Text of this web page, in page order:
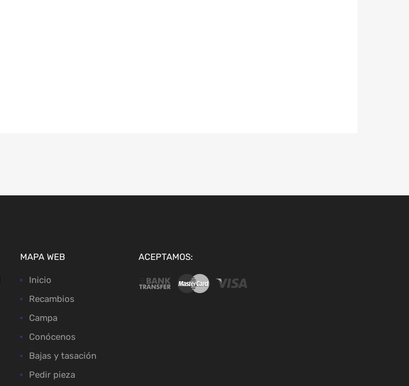
MAPA WEB
Inicio
Recambios
Campa
Conócenos
Bajas y tasación
Pedir pieza
ACEPTAMOS: